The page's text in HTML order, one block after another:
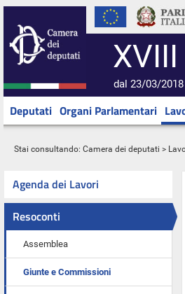
dal 23/03/
Deputati Organi Parlamentari
Stai consultando: Camera dei deputati >
Agenda dei Lavori
Resoconti
Assemblea
Giunte e Commissioni